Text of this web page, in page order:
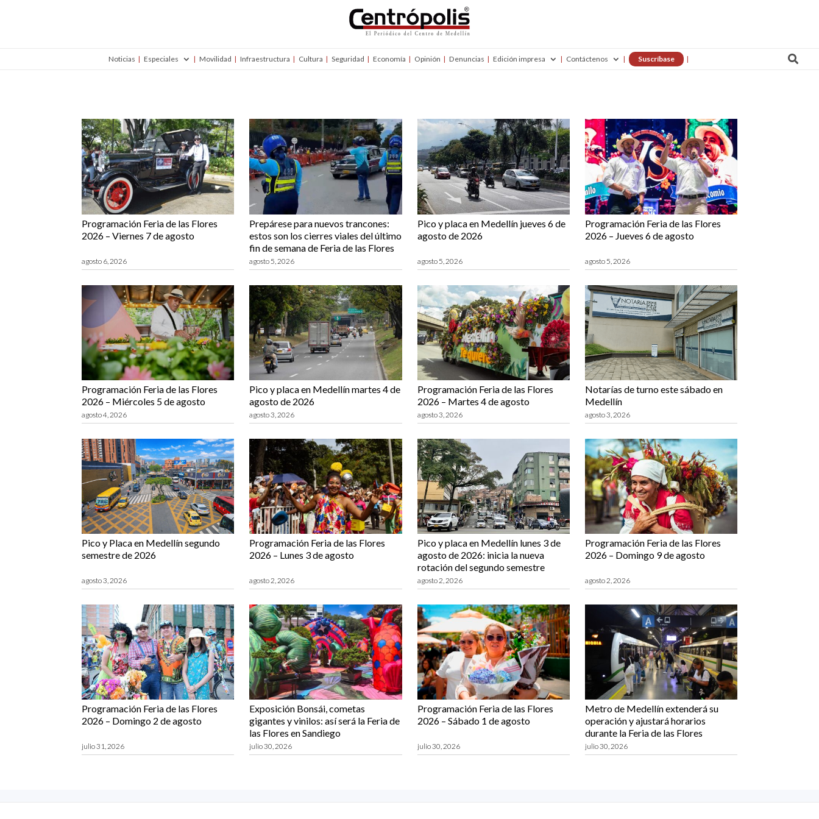
Noticias Especiales Movilidad Infraestructura Cultura Seguridad Economía Opinión Denuncias Edición impresa Contáctenos Suscríbase 
Programación Feria de las Flores
2026 – Viernes 7 de agosto
agosto 6, 2026
Prepárese para nuevos trancones:
estos son los cierres viales del último
fin de semana de Feria de las Flores
agosto 5, 2026
Pico y placa en Medellín jueves 6 de
agosto de 2026
agosto 5, 2026
Programación Feria de las Flores
2026 – Jueves 6 de agosto
agosto 5, 2026
Programación Feria de las Flores
2026 – Miércoles 5 de agosto
agosto 4, 2026
Pico y placa en Medellín martes 4 de
agosto de 2026
agosto 3, 2026
Programación Feria de las Flores
2026 – Martes 4 de agosto
agosto 3, 2026
Notarías de turno este sábado en
Medellín
agosto 3, 2026
Pico y Placa en Medellín segundo
semestre de 2026
agosto 3, 2026
Programación Feria de las Flores
2026 – Lunes 3 de agosto
agosto 2, 2026
Pico y placa en Medellín lunes 3 de
agosto de 2026: inicia la nueva
rotación del segundo semestre
agosto 2, 2026
Programación Feria de las Flores
2026 – Domingo 9 de agosto
agosto 2, 2026
Programación Feria de las Flores
2026 – Domingo 2 de agosto
julio 31, 2026
Exposición Bonsái, cometas
gigantes y vinilos: así será la Feria de
las Flores en Sandiego
julio 30, 2026
Programación Feria de las Flores
2026 – Sábado 1 de agosto
julio 30, 2026
Metro de Medellín extenderá su
operación y ajustará horarios
durante la Feria de las Flores
julio 30, 2026